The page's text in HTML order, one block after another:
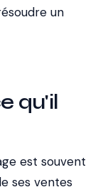
un
qu'il
est souvent
ses ventes